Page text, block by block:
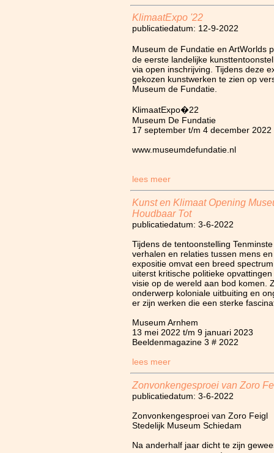
KlimaatExpo '22
publicatiedatum: 12-9-2022
Museum de Fundatie en ArtWorlds
de eerste landelijke
via open inschrijving. Tijdens deze
gekozen kunstwerken te zien op
Museum de Fundatie.
KlimaatExpo�22
Museum De Fundatie
17 september t/m 4 december 2022
www.museumdefundatie.nl
lees meer
Kunst en Klimaat Opening
Houdbaar Tot
publicatiedatum: 3-6-2022
Tijdens de tentoonstelling
verhalen en relaties tussen mens
expositie omvat een breed
uiterst kritische politieke
visie op de wereld aan bod komen.
onderwerp koloniale uitbuiting en
er zijn werken die een sterke
Museum Arnhem
13 mei 2022 t/m 9 januari 2023
Beeldenmagazine 3 # 2022
lees meer
Zonvonkengesproei van Zoro
publicatiedatum: 3-6-2022
Zonvonkengesproei van Zoro Feigl
Stedelijk Museum Schiedam
Na anderhalf jaar dicht te zijn